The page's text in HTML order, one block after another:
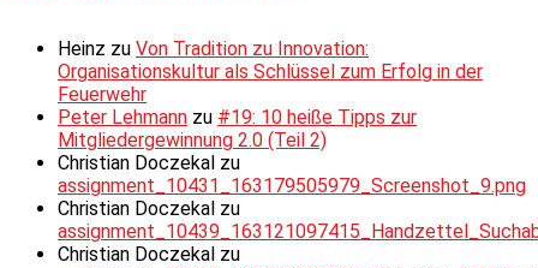
Heinz zu Von Tradition zu Innovation:
Organisationskultur als Schlüssel zum Erfolg in der
Feuerwehr
Peter Lehmann zu #19: 10 heiße Tipps zur
Mitgliedergewinnung 2.0 (Teil 2)
Christian Doczekal zu
assignment_10431_163179505979_Screenshot_9.png
Christian Doczekal zu
Christian Doczekal zu